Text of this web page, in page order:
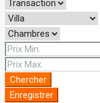
Chercher
Enregistrer